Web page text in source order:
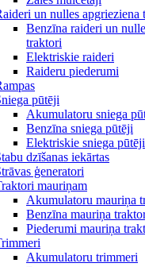
un nulles apgrieziena
Benzīna raideri un
traktori
Elektriskie raideri
Raideru piederumi
pūtēji
Akumulatoru sniega
Benzīna sniega pūtēji
Elektriskie sniega pūtēji
dzīšanas iekārtas
ģeneratori
mauriņam
Akumulatoru mauriņa
Benzīna mauriņa
Piederumi mauriņa
Akumulatoru trimmeri